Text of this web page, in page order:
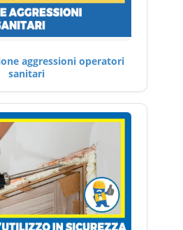
aggressioni operatori
sanitari